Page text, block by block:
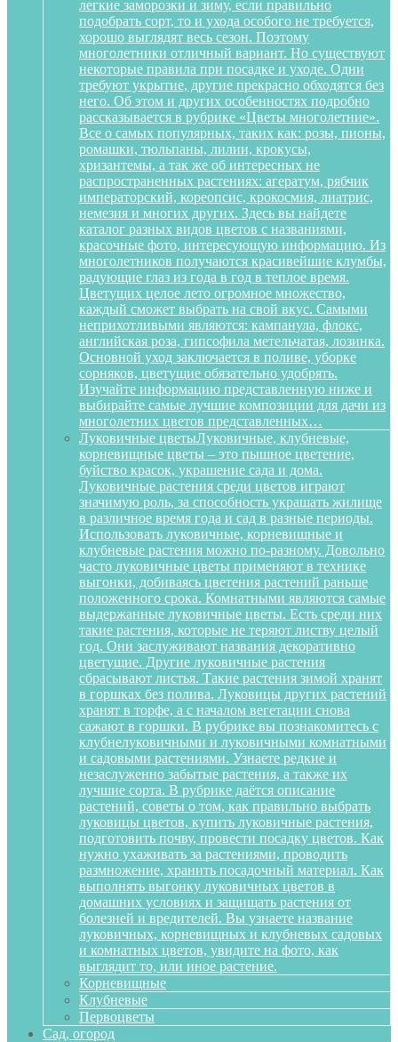
легкие заморозки и зиму, если правильно
подобрать сорт, то и ухода особого не требуется,
хорошо выглядят весь сезон. Поэтому
многолетники отличный вариант. Но существуют
некоторые правила при посадке и уходе. Одни
требуют укрытие, другие прекрасно обходятся без
него. Об этом и других особенностях подробно
рассказывается в рубрике «Цветы многолетние».
Все о самых популярных, таких как: розы, пионы,
ромашки, тюльпаны, лилии, крокусы,
хризантемы, а так же об интересных не
распространенных растениях: агератум, рябчик
императорский, кореопсис, крокосмия, лиатрис,
немезия и многих других. Здесь вы найдете
каталог разных видов цветов с названиями,
красочные фото, интересующую информацию. Из
многолетников получаются красивейшие клумбы,
радующие глаз из года в год в теплое время.
Цветущих целое лето огромное множество,
каждый сможет выбрать на свой вкус. Самыми
неприхотливыми являются: кампанула, флокс,
английская роза, гипсофила метельчатая, лозинка.
Основной уход заключается в поливе, уборке
сорняков, цветущие обязательно удобрять.
Изучайте информацию представленную ниже и
выбирайте самые лучшие композиции для дачи из
многолетних цветов представленных…
Луковичные цветыЛуковичные, клубневые,
корневищные цветы – это пышное цветение,
буйство красок, украшение сада и дома.
Луковичные растения среди цветов играют
значимую роль, за способность украшать жилище
в различное время года и сад в разные периоды.
Использовать луковичные, корневищные и
клубневые растения можно по-разному. Довольно
часто луковичные цветы применяют в технике
выгонки, добиваясь цветения растений раньше
положенного срока. Комнатными являются самые
выдержанные луковичные цветы. Есть среди них
такие растения, которые не теряют листву целый
год. Они заслуживают названия декоративно
цветущие. Другие луковичные растения
сбрасывают листья. Такие растения зимой хранят
в горшках без полива. Луковицы других растений
хранят в торфе, а с началом вегетации снова
сажают в горшки. В рубрике вы познакомитесь с
клубнелуковичными и луковичными комнатными
и садовыми растениями. Узнаете редкие и
незаслуженно забытые растения, а также их
лучшие сорта. В рубрике даётся описание
растений, советы о том, как правильно выбрать
луковицы цветов, купить луковичные растения,
подготовить почву, провести посадку цветов. Как
нужно ухаживать за растениями, проводить
размножение, хранить посадочный материал. Как
выполнять выгонку луковичных цветов в
домашних условиях и защищать растения от
болезней и вредителей. Вы узнаете название
луковичных, корневищных и клубневых садовых
и комнатных цветов, увидите на фото, как
выглядит то, или иное растение.
Корневищные
Клубневые
Первоцветы
Сад, огород